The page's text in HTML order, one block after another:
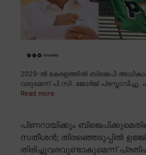
2029-ൽ കേരളത്തിൽ ബിജെപി
വരുമെന്ന് പി.സി. ജോർജ്
Read more
പിണറായിക്കും
സതീശൻ; തിരഞ്ഞെടുപ്പിൽ
തിരിച്ചുവരവുണ്ടാകുമെന്ന്